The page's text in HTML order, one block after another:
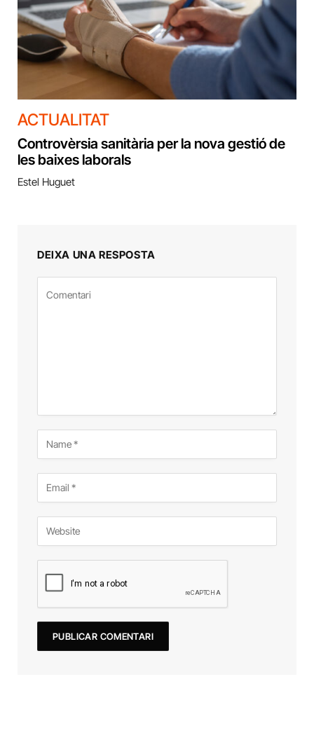
ACTUALITAT
Controvèrsia sanitària per la nova gestió de
les baixes laborals
Estel Huguet
DEIXA UNA RESPOSTA